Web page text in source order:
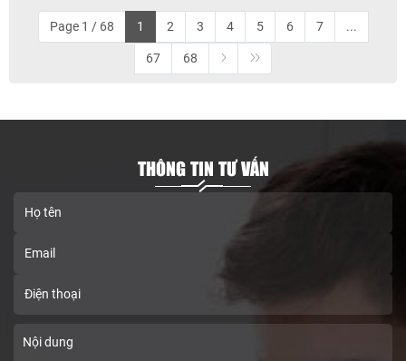
Page 1 / 68 1 2 3 4 5 6 7 ...
67 68
THÔNG TIN TƯ VẤN